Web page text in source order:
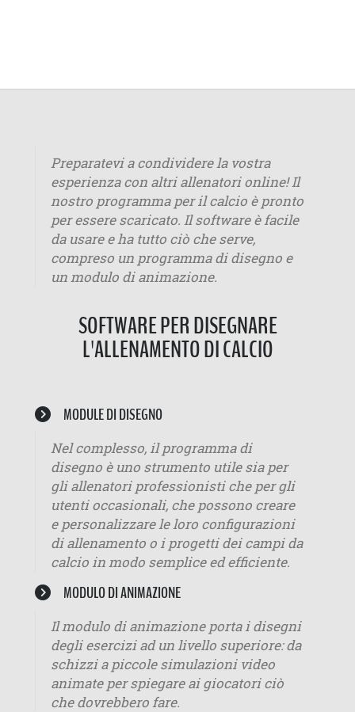
Preparatevi a condividere la vostra
esperienza con altri allenatori online! Il
nostro programma per il calcio è pronto
per essere scaricato. Il software è facile
da usare e ha tutto ciò che serve,
compreso un programma di disegno e
un modulo di animazione.
SOFTWARE PER DISEGNARE
L'ALLENAMENTO DI CALCIO
MODULE DI DISEGNO
Nel complesso, il programma di
disegno è uno strumento utile sia per
gli allenatori professionisti che per gli
utenti occasionali, che possono creare
e personalizzare le loro configurazioni
di allenamento o i progetti dei campi da
calcio in modo semplice ed efficiente.
MODULO DI ANIMAZIONE
Il modulo di animazione porta i disegni
degli esercizi ad un livello superiore: da
schizzi a piccole simulazioni video
animate per spiegare ai giocatori ciò
che dovrebbero fare.